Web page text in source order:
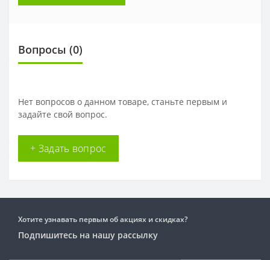
Вопросы (0)
Нет вопросов о данном товаре, станьте первым и
задайте свой вопрос.
+ Задать вопрос
Хотите узнавать первым об акциях и скидках?
Подпишитесь на нашу рассылку